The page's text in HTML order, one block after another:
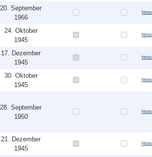
20. September
1966
24. Oktober
1945
17. Dezember
1945
30. Oktober
1945
28. September
1950
21. Dezember
1945